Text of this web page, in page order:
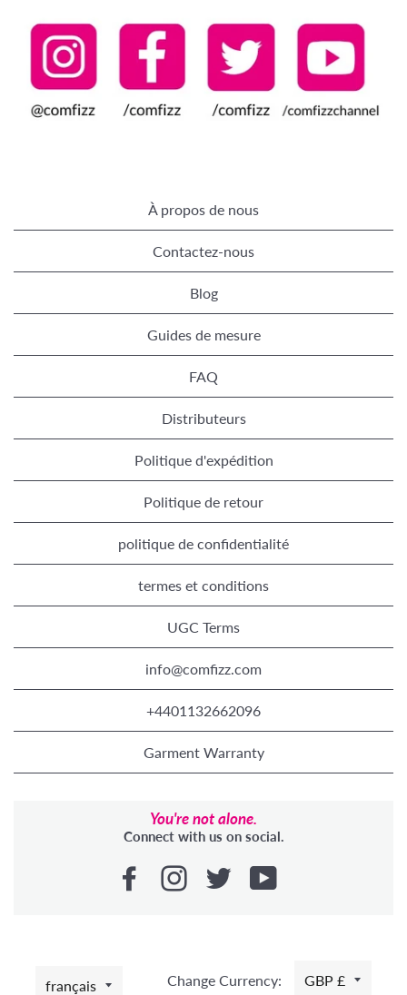
À propos de nous
Contactez-nous
Blog
Guides de mesure
FAQ
Distributeurs
Politique d'expédition
Politique de retour
politique de confidentialité
termes et conditions
UGC Terms
info@comfizz.com
+4401132662096
Garment Warranty
You're not alone.
Connect with us on social.
LANGUE
français Change Currency: GBP £